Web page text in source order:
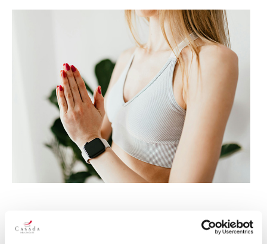
7. Pausen sind wichtig: Die Bedeutung
der Erholung